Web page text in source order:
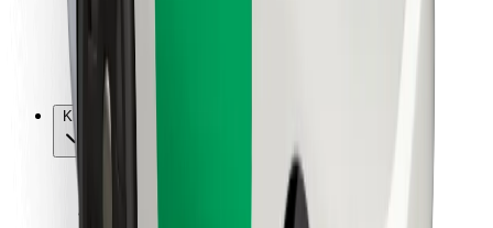
Automobilių nuomos įmonių savininkams
Restoranams
„Bolt for Business“
Kita
Paslaugų teikėjai